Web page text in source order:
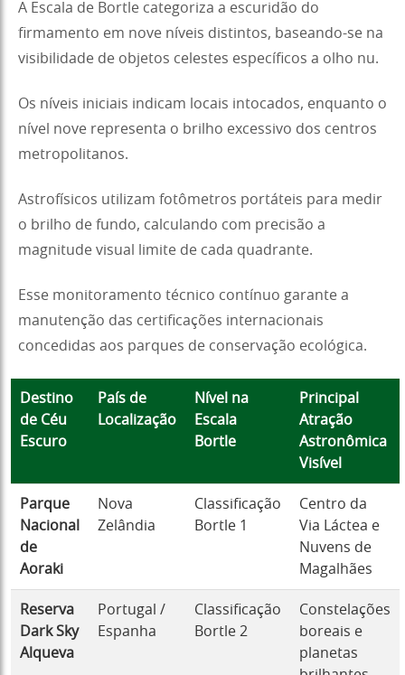
A Escala de Bortle categoriza a escuridão do
firmamento em nove níveis distintos, baseando-se na
visibilidade de objetos celestes específicos a olho nu.
Os níveis iniciais indicam locais intocados, enquanto o
nível nove representa o brilho excessivo dos centros
metropolitanos.
Astrofísicos utilizam fotômetros portáteis para medir
o brilho de fundo, calculando com precisão a
magnitude visual limite de cada quadrante.
Esse monitoramento técnico contínuo garante a
manutenção das certificações internacionais
concedidas aos parques de conservação ecológica.
Destino
de Céu
Escuro
País de
Localização
Nível na
Escala
Bortle
Principal
Atração
Astronômica
Visível
Parque
Nacional
de
Aoraki
Nova
Zelândia
Classificação
Bortle 1
Centro da
Via Láctea e
Nuvens de
Magalhães
Reserva
Dark Sky
Alqueva
Portugal /
Espanha
Classificação
Bortle 2
Constelações
boreais e
planetas